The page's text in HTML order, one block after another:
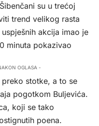
su u trećoj
trend velikog rasta
akcija imao je
minuta pokazivao
OGLASA -
stotke, a to se
pogotkom Buljevića.
koji se tako
poena.